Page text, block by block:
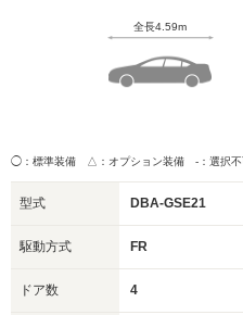
全長4.59m
◯：標準装備 △：オプション装備 -：選択
型式 DBA-GSE21
駆動方式 FR
ドア数 4